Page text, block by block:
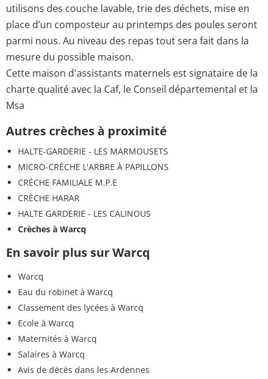
utilisons des couche lavable, trie des déchets, mise en
place d’un composteur au printemps des poules seront
parmi nous. Au niveau des repas tout sera fait dans la
mesure du possible maison.
Cette maison d'assistants maternels est signataire de la
charte qualité avec la Caf, le Conseil départemental et la
Msa
Autres crèches à proximité
HALTE-GARDERIE - LES MARMOUSETS
MICRO-CRÈCHE L'ARBRE À PAPILLONS
CRÈCHE FAMILIALE M.P.E
CRÈCHE HARAR
HALTE GARDERIE - LES CALINOUS
Crèches à Warcq
En savoir plus sur Warcq
Warcq
Eau du robinet à Warcq
Classement des lycées à Warcq
Ecole à Warcq
Maternités à Warcq
Salaires à Warcq
Avis de décès dans les Ardennes